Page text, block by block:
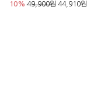
10% 49,900원44,910원